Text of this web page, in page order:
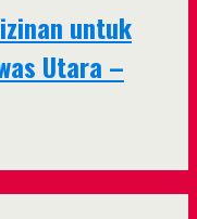
untuk
Utara –